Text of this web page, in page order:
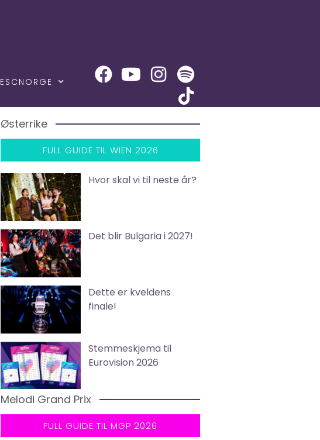
ESCNORGE
Østerrike
FULL GUIDE TIL WIEN 2026
Hvor skal vi til neste år?
Det blir Bulgaria i 2027!
Dette er kveldens
finale!
Stemmeskjema til
Eurovision 2026
Melodi Grand Prix
FULL GUIDE TIL MGP 2026